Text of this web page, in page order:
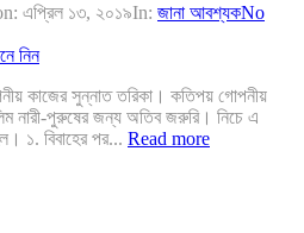
এপ্রিল ১৩, ২০১৯In: জানা আবশ্যকNo
কাজের সুন্নাত তরিকা। কতিপয় গোপনীয়
নারী-পুরুষের জন্য অতিব জরুরি। নিচে এ
১. বিবাহের পর... Read more